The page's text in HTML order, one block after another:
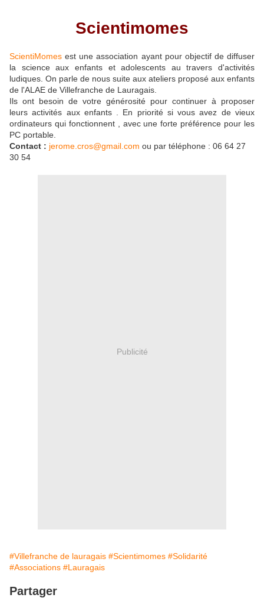
Scientimomes
ScientiMomes est une association ayant pour objectif de diffuser
la science aux enfants et adolescents au travers d'activités
ludiques. On parle de nous suite aux ateliers proposé aux enfants
de l'ALAE de Villefranche de Lauragais.
Ils ont besoin de votre générosité pour continuer à proposer
leurs activités aux enfants . En priorité si vous avez de vieux
ordinateurs qui fonctionnent , avec une forte préférence pour les
PC portable.
Contact : jerome.cros@gmail.com ou par téléphone : 06 64 27
30 54
Publicité
#Villefranche de lauragais #Scientimomes #Solidarité
#Associations #Lauragais
Partager